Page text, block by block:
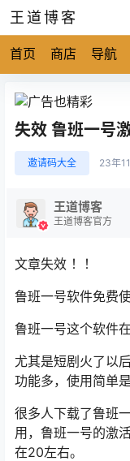
王道博客
首页 商店 导航
失效 鲁班一号
邀请码大全 23年
王道博客
王道博客官方
文章失效 ！！
鲁班一号软件免费
鲁班一号这个软件
尤其是短剧火了以
功能多，使用简单
很多人下载了鲁班
用，鲁班一号的激
在20左右。